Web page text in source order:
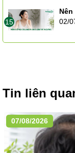
15
02/
Tin liên
07/08/2026